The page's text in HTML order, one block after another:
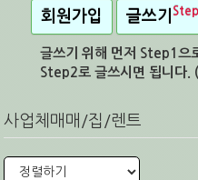
회원가입 글쓰기
글쓰기 위해 먼저 Step1으
Step2로 글쓰시면 됩니다.
사업체매매/집/렌트